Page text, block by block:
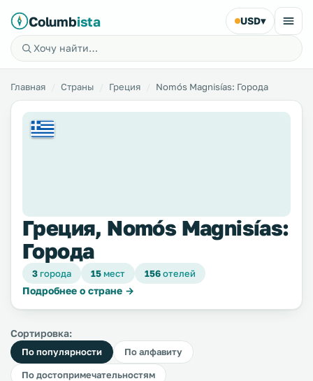
Columbista USD▾
Главная Страны Греция Nomós Magnisías: Города
Греция, Nomós Magnisías:
Города
3 города 15 мест 156отелей
Подробнее о стране →
Сортировка:
По популярности По алфавиту
По достопримечательностям